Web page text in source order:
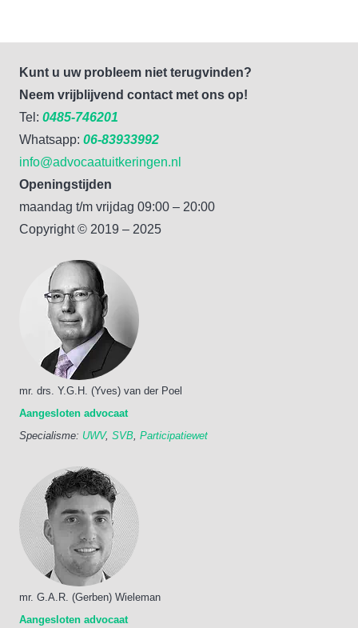
Kunt u uw probleem niet terugvinden?
Neem vrijblijvend contact met ons op!
Tel: 0485-746201
Whatsapp: 06-83933992
info@advocaatuitkeringen.nl
Openingstijden
maandag t/m vrijdag 09:00 – 20:00
Copyright © 2019 – 2025
mr. drs. Y.G.H. (Yves) van der Poel
Aangesloten advocaat
Specialisme: UWV, SVB Participatiewet
mr. G.A.R. (Gerben) Wieleman
Aangesloten advocaat